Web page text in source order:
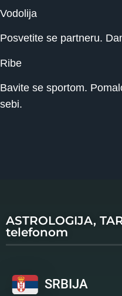
Vodolija
Posvetite se partneru.
Ribe
Bavite se sportom.
sebi.
ASTROLOGIJA,
telefonom
SRBIJA